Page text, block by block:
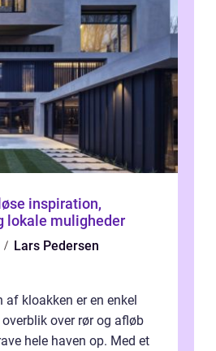
lokale muligheder
Lars Pedersen
af kloakken er en enkel
over rør og afløb
hele haven op. Med et